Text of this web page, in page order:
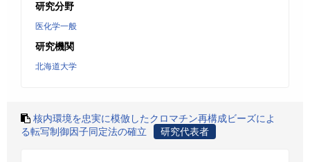
研究分野
医化学一般
研究機関
北海道大学
核内環境を忠実に模倣したクロマチン再構成ビーズによ
る転写制御因子同定法の確立
研究代表者